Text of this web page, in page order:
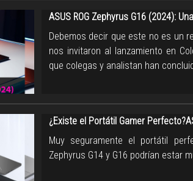
ASUS ROG Zephyrus G16 (2024):
Debemos decir que este no es un
nos invitaron al lanzamiento en
que colegas y analistan han
¿Existe el Portátil Gamer
Muy seguramente el portátil
Zephyrus G14 y G16 podrían estar